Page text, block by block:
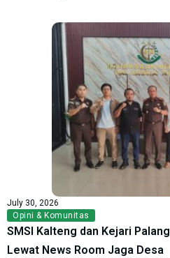
July 30, 2026
Opini & Komunitas
SMSI Kalteng dan Kejari
Lewat News Room Jaga Desa